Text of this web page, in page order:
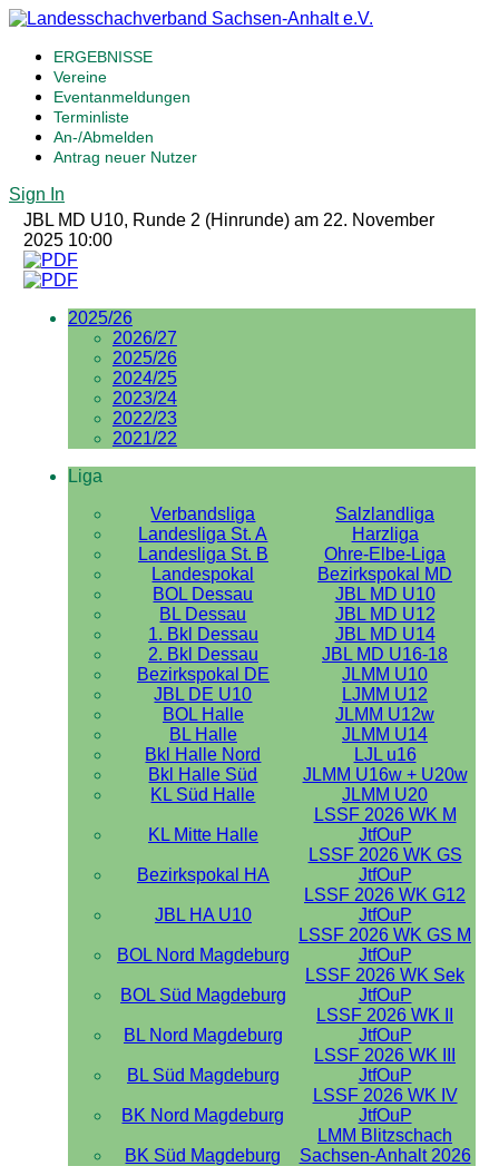
ERGEBNISSE
Vereine
Eventanmeldungen
Terminliste
An-/Abmelden
Antrag neuer Nutzer
Sign In
JBL MD U10, Runde 2 (Hinrunde) am 22. November
2025 10:00
2025/26
2026/27
2025/26
2024/25
2023/24
2022/23
2021/22
Liga
Verbandsliga
Salzlandliga
Landesliga St. A
Harzliga
Landesliga St. B
Ohre-Elbe-Liga
Landespokal
Bezirkspokal MD
BOL Dessau
JBL MD U10
BL Dessau
JBL MD U12
1. Bkl Dessau
JBL MD U14
2. Bkl Dessau
JBL MD U16-18
Bezirkspokal DE
JLMM U10
JBL DE U10
LJMM U12
BOL Halle
JLMM U12w
BL Halle
JLMM U14
Bkl Halle Nord
LJL u16
Bkl Halle Süd
JLMM U16w + U20w
KL Süd Halle
JLMM U20
KL Mitte Halle
LSSF 2026 WK M
JtfOuP
Bezirkspokal HA
LSSF 2026 WK GS
JtfOuP
JBL HA U10
LSSF 2026 WK G12
JtfOuP
BOL Nord Magdeburg
LSSF 2026 WK GS M
JtfOuP
BOL Süd Magdeburg
LSSF 2026 WK Sek
JtfOuP
BL Nord Magdeburg
LSSF 2026 WK II
JtfOuP
BL Süd Magdeburg
LSSF 2026 WK III
JtfOuP
BK Nord Magdeburg
LSSF 2026 WK IV
JtfOuP
BK Süd Magdeburg
LMM Blitzschach
Sachsen-Anhalt 2026